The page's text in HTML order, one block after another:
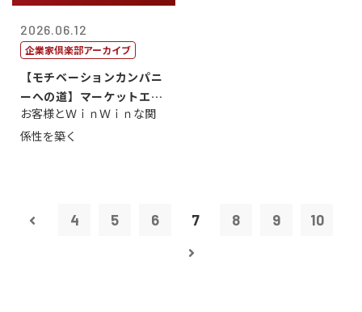
2026.06.12
企業家倶楽部アーカイブ
【モチベーションカンパニ
ーへの道】マーケットエン
タープライズ...
お客様とＷｉｎＷｉｎな関
係性を築く
4 5 6 7 8 9 10